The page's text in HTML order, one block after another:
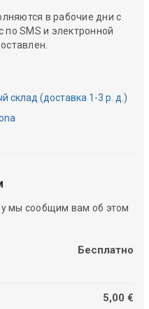
в рабочие дни с
SMS и электронной
склад (доставка 1-3 р. д.)
мы сообщим вам об этом
Бесплатно
5,00 €